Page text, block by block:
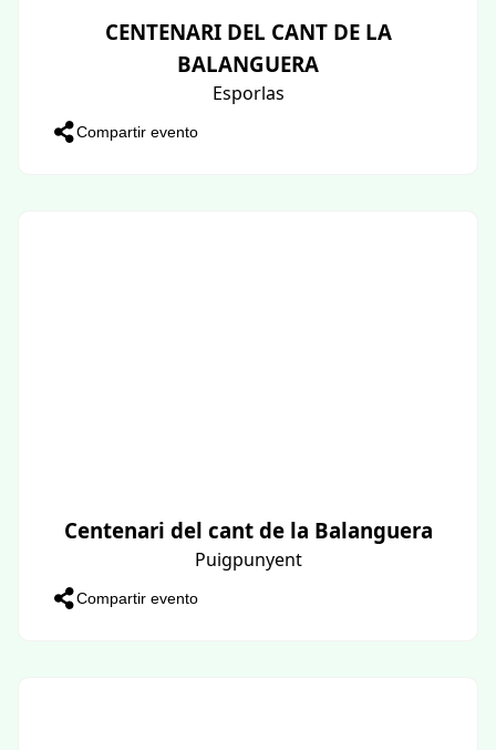
CENTENARI DEL CANT DE LA
BALANGUERA
Esporlas
Compartir evento
Centenari del cant de la Balanguera
Puigpunyent
Compartir evento